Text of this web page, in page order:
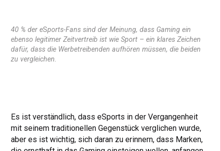
40 % der eSports-Fans sind der Meinung, dass Gaming ein
ebenso legitimer Zeitvertreib ist wie Sport – ein klares Zeichen
dafür, dass die Werbetreibenden aufhören müssen, die beiden
zu vergleichen.
Es ist verständlich, dass eSports in der Vergangenheit
mit seinem traditionellen Gegenstück verglichen wurde,
aber es ist wichtig, sich daran zu erinnern, dass Marken,